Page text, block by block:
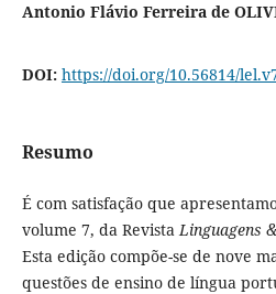
Antonio Flávio Ferreira de
DOI: https://doi.org/10.56814/
Resumo
É com satisfação que
volume 7, da RevistaLinguagens
Esta edição compõe-se de nove
questões de ensino de língua